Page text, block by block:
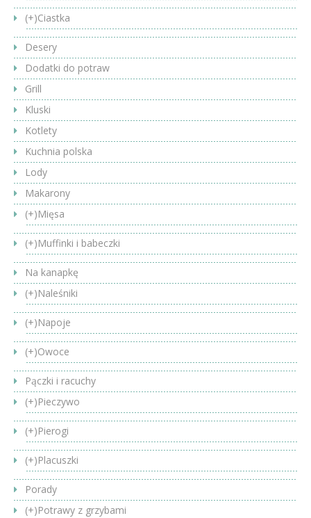
(+)Ciastka
Desery
Dodatki do potraw
Grill
Kluski
Kotlety
Kuchnia polska
Lody
Makarony
(+)Mięsa
(+)Muffinki i babeczki
Na kanapkę
(+)Naleśniki
(+)Napoje
(+)Owoce
Pączki i racuchy
(+)Pieczywo
(+)Pierogi
(+)Placuszki
Porady
(+)Potrawy z grzybami